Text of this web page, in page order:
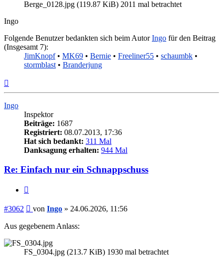
Berge_0128.jpg (119.87 KiB) 2011 mal betrachtet
Ingo
Folgende Benutzer bedankten sich beim AutorIngo für den Beitrag
(Insgesamt 7):
JimKnopf• MK69 • Bernie • Freeliner55 • schaumbk •
stormblast • Branderjung
Ingo
Inspektor
Beiträge: 1687
Registriert: 08.07.2013, 17:36
Hat sich bedankt: 311 Mal
Danksagung erhalten: 944 Mal
Re: Einfach nur ein Schnappschuss
#3062 Beitrag
von Ingo » 24.06.2026, 11:56
Aus gegebenem Anlass:
FS_0304.jpg (213.7 KiB) 1930 mal betrachtet